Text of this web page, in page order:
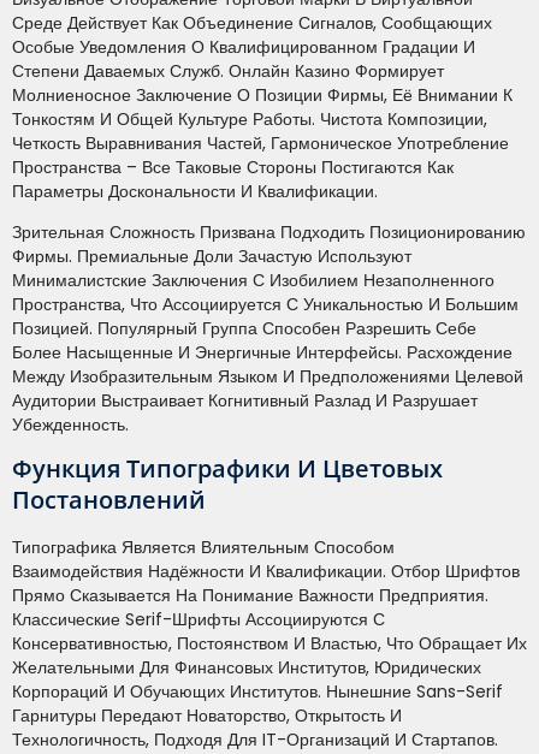
Среде Действует Как Объединение Сигналов, Сообщающих
Особые Уведомления О Квалифицированном Градации И
Степени Даваемых Служб. Онлайн Казино Формирует
Молниеносное Заключение О Позиции Фирмы, Её Внимании К
Тонкостям И Общей Культуре Работы. Чистота Композиции,
Четкость Выравнивания Частей, Гармоническое Употребление
Пространства – Все Таковые Стороны Постигаются Как
Параметры Доскональности И Квалификации.
Зрительная Сложность Призвана Подходить Позиционированию
Фирмы. Премиальные Доли Зачастую Используют
Минималистские Заключения С Изобилием Незаполненного
Пространства, Что Ассоциируется С Уникальностью И Большим
Позицией. Популярный Группа Способен Разрешить Себе
Более Насыщенные И Энергичные Интерфейсы. Расхождение
Между Изобразительным Языком И Предположениями Целевой
Аудитории Выстраивает Когнитивный Разлад И Разрушает
Убежденность.
Функция Типографики И Цветовых
Постановлений
Типографика Является Влиятельным Способом
Взаимодействия Надёжности И Квалификации. Отбор Шрифтов
Прямо Сказывается На Понимание Важности Предприятия.
Классические Serif-Шрифты Ассоциируются С
Консервативностью, Постоянством И Властью, Что Обращает Их
Желательными Для Финансовых Институтов, Юридических
Корпораций И Обучающих Институтов. Нынешние Sans-Serif
Гарнитуры Передают Новаторство, Открытость И
Технологичность, Подходя Для IT-Организаций И Стартапов.